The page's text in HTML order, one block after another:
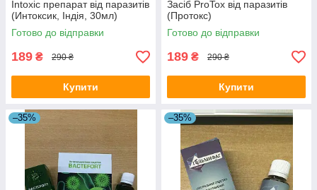
Intoxic препарат від паразитів
(Интоксик, Індія, 30мл)
Готово до відправки
189 ₴ 290 ₴
Купити
Засіб ProTox від паразитів
(Протокс)
Готово до відправки
189 ₴ 290 ₴
Купити
–35% –35%